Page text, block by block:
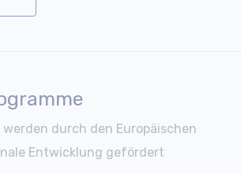
werden durch den Europäischen
Entwicklung gefördert